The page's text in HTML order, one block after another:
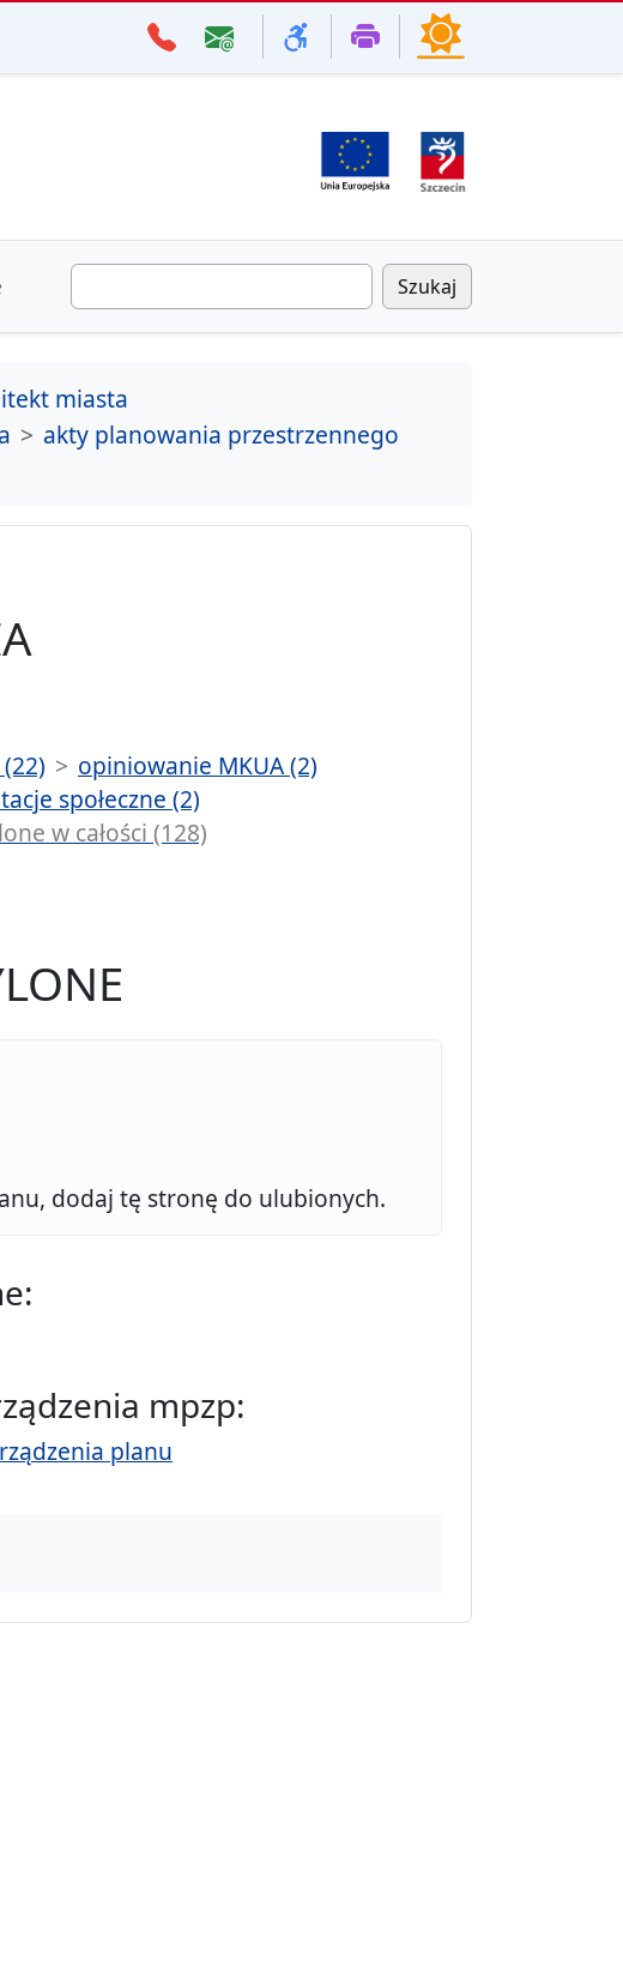
Szukaj
miasta
akty planowania przestrzennego
opiniowanie MKUA (2)
społeczne (2)
w całości (128)
dodaj tę stronę do ulubionych.
mpzp:
planu